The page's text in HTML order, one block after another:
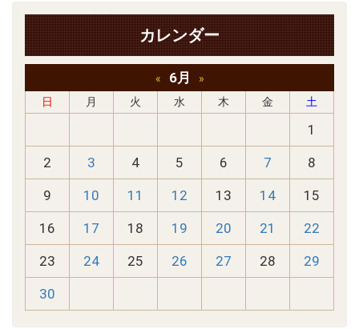
カレンダー
« 6月
»
日
月 火 水 木 金 土
1
2 3 4 5 6 7 8
9 10 11 12 13 14 15
16 17 18 19 20 21 22
23 24 25 26 27 28 29
30